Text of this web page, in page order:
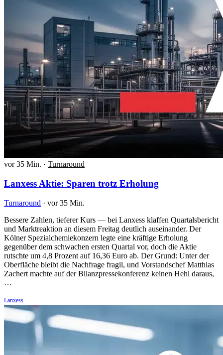
vor 35 Min. · Turnaround
Lanxess Aktie: Sparen trotz Erholung
Turnaround · vor 35 Min.
Bessere Zahlen, tieferer Kurs — bei Lanxess klaffen Quartalsbericht
und Marktreaktion an diesem Freitag deutlich auseinander. Der
Kölner Spezialchemiekonzern legte eine kräftige Erholung
gegenüber dem schwachen ersten Quartal vor, doch die Aktie
rutschte um 4,8 Prozent auf 16,36 Euro ab. Der Grund: Unter der
Oberfläche bleibt die Nachfrage fragil, und Vorstandschef Matthias
Zachert machte auf der Bilanzpressekonferenz keinen Hehl daraus,
…
Lanxess